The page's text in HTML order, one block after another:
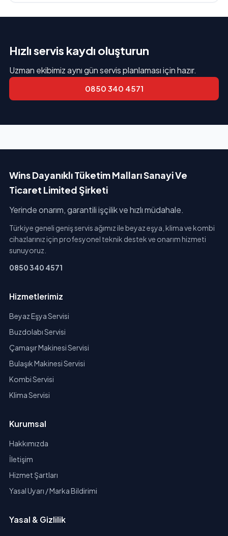
Hızlı servis kaydı oluşturun
Uzman ekibimiz aynı gün servis planlaması için hazır.
0850 340 4571
Wins Dayanıklı Tüketim Malları Sanayi Ve
Ticaret Limited Şirketi
Yerinde onarım, garantili işçilik ve hızlı müdahale.
Türkiye geneli geniş servis ağımız ile beyaz eşya, klima ve kombi
cihazlarınız için profesyonel teknik destek ve onarım hizmeti
sunuyoruz.
0850 340 4571
Hizmetlerimiz
Beyaz Eşya Servisi
Buzdolabı Servisi
Çamaşır Makinesi Servisi
Bulaşık Makinesi Servisi
Kombi Servisi
Klima Servisi
Kurumsal
Hakkımızda
İletişim
Hizmet Şartları
Yasal Uyarı / Marka Bildirimi
Yasal & Gizlilik